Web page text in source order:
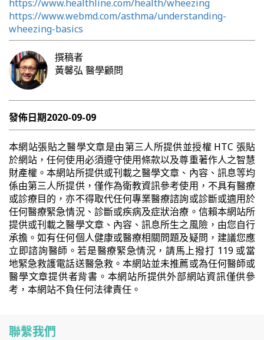
https://www.healthline.com/health/wheezing
https://www.webmd.com/asthma/understanding-
wheezing-basics
撰稿者
黃馨弘 醫學顧問
發佈日期2020-09-09
本網站張貼之醫學文章是由第三人所提供並授權 HTC 張貼
於網站，任何使用必須遵守使用條款以及尊重著作人之智慧
財產權。本網站所提供或刊載之醫學文章、內容、訊息等均
係由第三人所提供，僅作為衛教資訊參考使用，不具有醫療
或診療目的，亦不得取代任何專業醫療諮詢或診斷或適用於
任何醫療緊急情況、診斷或疾病及症狀治療。信賴本網站所
提供或刊載之醫學文章、內容、訊息所生之風險，由您自行
承擔。如有任何個人健康或醫療相關問題及疑問，建議您應
立即諮詢醫師。若是醫療緊急情況，請馬上撥打 119 或當
地緊急救護電話送醫急救。本網站並未推薦或為任何醫師或
醫學文章提供者背書。本網站所提供外部網站資訊僅供參
考，本網站不負任何法律責任。
聯繫我們